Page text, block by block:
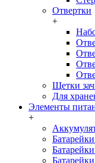
Отвертки
+
Щетки
Для
Элементы
+